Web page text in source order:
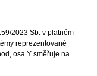
2023 Sb. v platném
reprezentované
osa Y směřuje na